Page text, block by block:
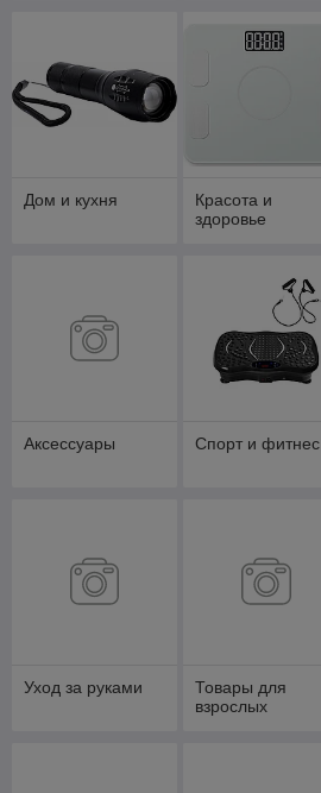
Дом и кухня
Красота и
здоровье
Аксессуары Спорт и фитнес
Уход за руками
Товары для
взрослых